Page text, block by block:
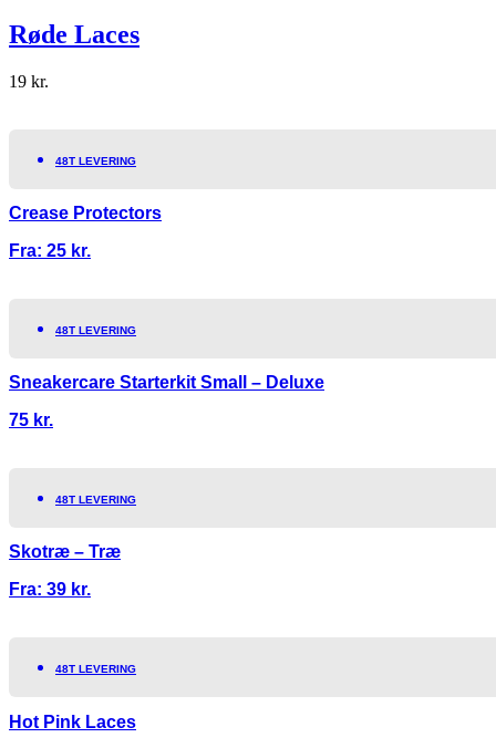
Røde Laces
19 kr.
48T LEVERING
Crease Protectors
Fra: 25 kr.
48T LEVERING
Sneakercare Starterkit Small – Deluxe
75 kr.
48T LEVERING
Skotræ – Træ
Fra: 39 kr.
48T LEVERING
Hot Pink Laces